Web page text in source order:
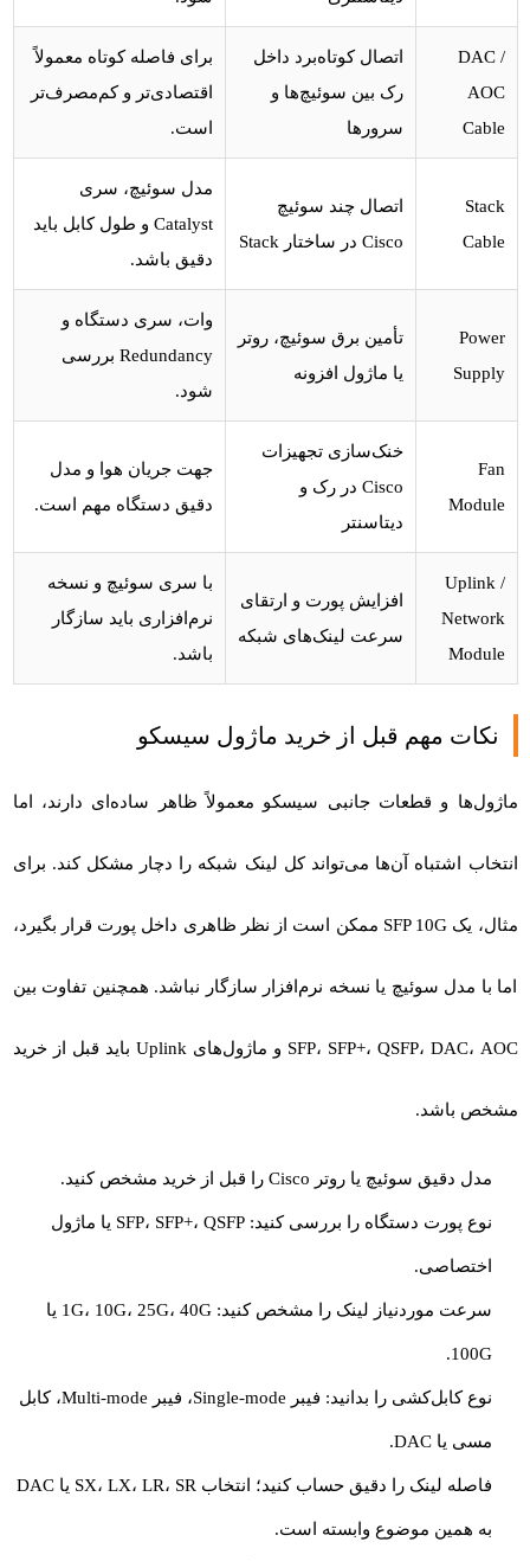
DAC /
AOC
Cable
اتصال کوتاه‌برد داخل
رک بین سوئیچ‌ها و
سرورها
برای فاصله کوتاه معمولاً
اقتصادی‌تر و کم‌مصرف‌تر
است.
Stack
Cable
اتصال چند سوئیچ
Cisco در ساختار Stack
مدل سوئیچ، سری
Catalyst و طول کابل باید
دقیق باشد.
Power
Supply
تأمین برق سوئیچ، روتر
یا ماژول افزونه
وات، سری دستگاه و
Redundancy بررسی
شود.
Fan
Module
خنک‌سازی تجهیزات
Cisco در رک و
دیتاسنتر
جهت جریان هوا و مدل
دقیق دستگاه مهم است.
Uplink /
Network
Module
افزایش پورت و ارتقای
سرعت لینک‌های شبکه
با سری سوئیچ و نسخه
نرم‌افزاری باید سازگار
باشد.
نکات مهم قبل از خرید ماژول سیسکو
ماژول‌ها و قطعات جانبی سیسکو معمولاً ظاهر ساده‌ای دارند، اما
انتخاب اشتباه آن‌ها می‌تواند کل لینک شبکه را دچار مشکل کند. برای
مثال، یک SFP 10G ممکن است از نظر ظاهری داخل پورت قرار بگیرد،
اما با مدل سوئیچ یا نسخه نرم‌افزار سازگار نباشد. همچنین تفاوت بین
SFP، SFP+، QSFP، DAC، AOC و ماژول‌های Uplink باید قبل از خرید
مشخص باشد.
مدل دقیق سوئیچ یا روتر Cisco را قبل از خرید مشخص کنید.
نوع پورت دستگاه را بررسی کنید: SFP، SFP+، QSFP یا ماژول
اختصاصی.
سرعت موردنیاز لینک را مشخص کنید: 1G، 10G، 25G، 40G یا
100G.
نوع کابل‌کشی را بدانید: فیبر Single-mode، فیبر Multi-mode، کابل
مسی یا DAC.
فاصله لینک را دقیق حساب کنید؛ انتخاب SX، LX، LR، SR یا DAC
به همین موضوع وابسته است.